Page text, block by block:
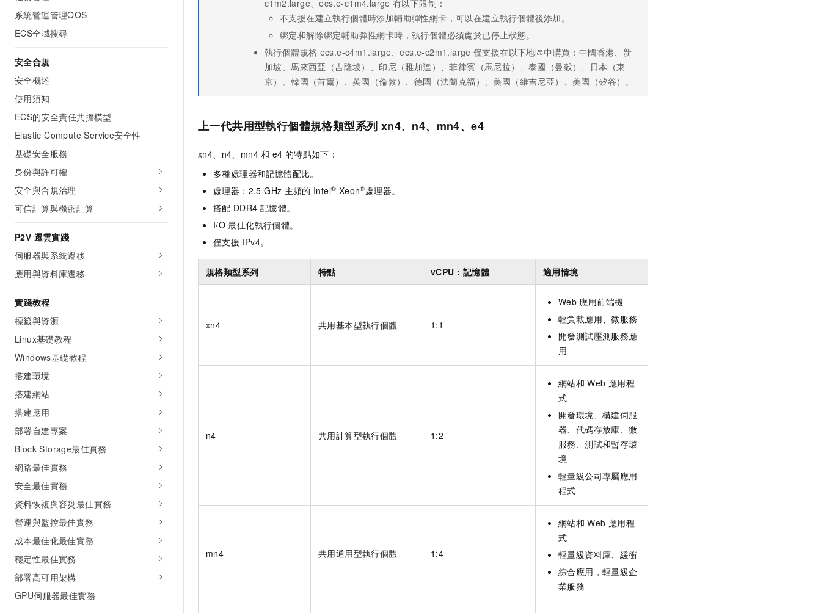
系統營運管理OOS
ECS全域搜尋
安全合規
安全概述
使用須知
ECS的安全責任共擔模型
Elastic Compute Service安全性
基礎安全服務
身份與許可權
安全與合規治理
可信計算與機密計算
P2V 遷雲實踐
伺服器與系統遷移
應用與資料庫遷移
實踐教程
標籤與資源
Linux基礎教程
Windows基礎教程
搭建環境
搭建網站
搭建應用
部署自建專案
Block Storage最佳實務
網路最佳實務
安全最佳實務
資料恢複與容災最佳實務
營運與監控最佳實務
成本最佳化最佳實務
穩定性最佳實務
部署高可用架構
GPU伺服器最佳實務
c1m2.large、ecs.e-c1m4.large 有以下限制：
不支援在建立執行個體時添加輔助彈性網卡，可以在建立執行個體後添加。
綁定和解除綁定輔助彈性網卡時，執行個體必須處於已停止狀態。
執行個體規格 ecs.e-c4m1.large、ecs.e-c2m1.large 僅支援在以下地區中購買：中國香港、新
加坡、馬來西亞（吉隆坡）、印尼（雅加達）、菲律賓（馬尼拉）、泰國（曼穀）、日本（東
京）、韓國（首爾）、英國（倫敦）、德國（法蘭克福）、美國（維吉尼亞）、美國（矽谷）。
上一代共用型執行個體規格類型系列 xn4、n4、mn4、e4
xn4、n4、mn4 和 e4 的特點如下：
多種處理器和記憶體配比。
處理器：2.5 GHz 主頻的 Intel® Xeon®處理器。
搭配 DDR4 記憶體。
I/O 最佳化執行個體。
僅支援 IPv4。
規格類型系列 特點 vCPU : 記憶體 適用情境
xn4 共用基本型執行個體 1:1
Web 應用前端機
輕負載應用、微服務
開發測試壓測服務應
用
n4 共用計算型執行個體 1:2
網站和 Web 應用程
式
開發環境、構建伺服
器、代碼存放庫、微
服務、測試和暫存環
境
輕量級公司專屬應用
程式
mn4 共用通用型執行個體 1:4
網站和 Web 應用程
式
輕量級資料庫、緩衝
綜合應用，輕量級企
業服務